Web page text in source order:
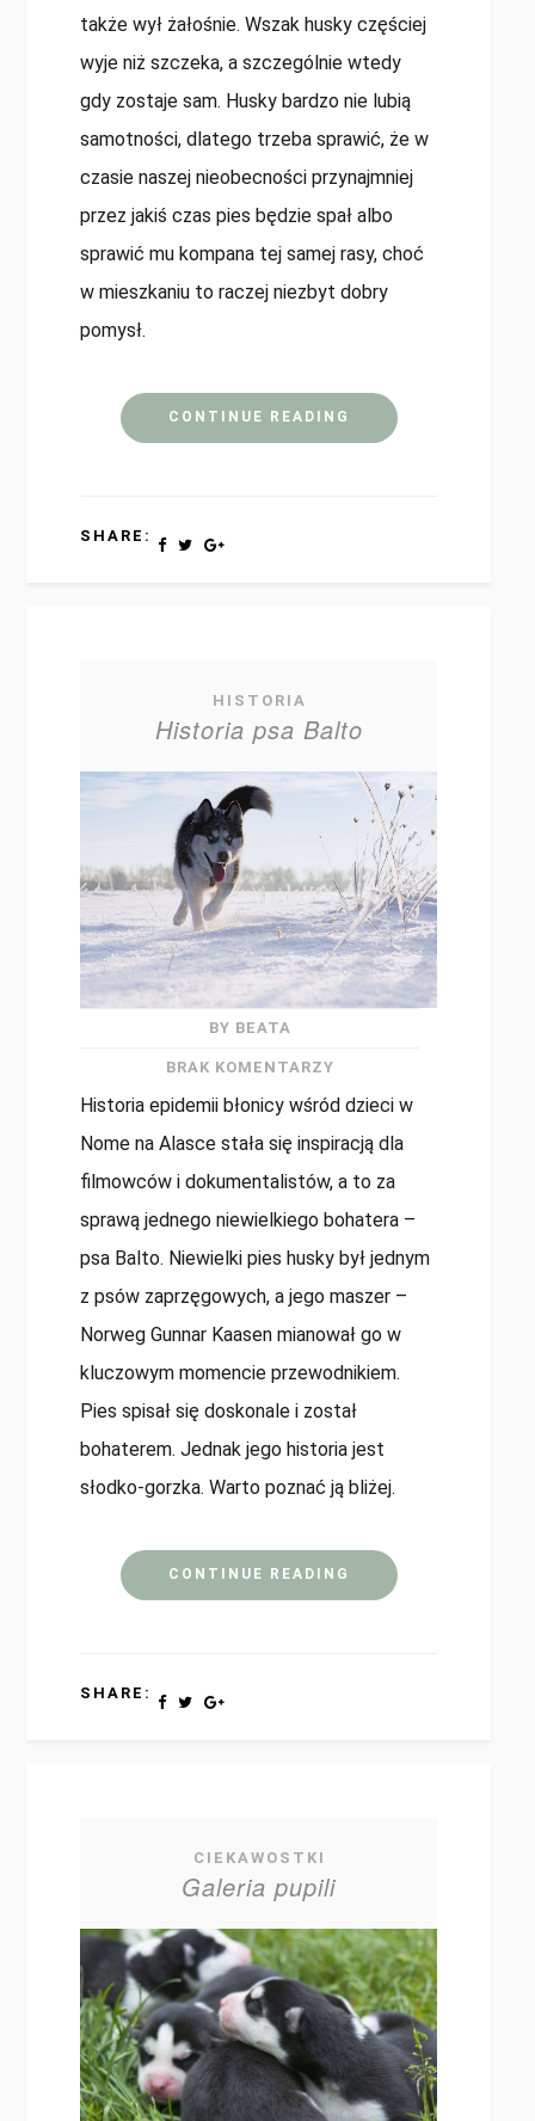
także wył żałośnie. Wszak husky częściej
wyje niż szczeka, a szczególnie wtedy
gdy zostaje sam. Husky bardzo nie lubią
samotności, dlatego trzeba sprawić, że w
czasie naszej nieobecności przynajmniej
przez jakiś czas pies będzie spał albo
sprawić mu kompana tej samej rasy, choć
w mieszkaniu to raczej niezbyt dobry
pomysł.
CONTINUE READING
SHARE:
HISTORIA
Historia psa Balto
BY BEATA
BRAK KOMENTARZY
Historia epidemii błonicy wśród dzieci w
Nome na Alasce stała się inspiracją dla
filmowców i dokumentalistów, a to za
sprawą jednego niewielkiego bohatera –
psa Balto. Niewielki pies husky był jednym
z psów zaprzęgowych, a jego maszer –
Norweg Gunnar Kaasen mianował go w
kluczowym momencie przewodnikiem.
Pies spisał się doskonale i został
bohaterem. Jednak jego historia jest
słodko-gorzka. Warto poznać ją bliżej.
CONTINUE READING
SHARE:
CIEKAWOSTKI
Galeria pupili